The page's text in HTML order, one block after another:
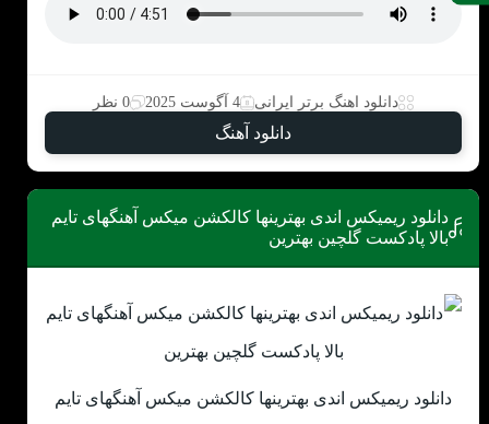
دانلود اهنگ برتر ایرانی 4 آگوست 2025 0 نظر
دانلود آهنگ
دانلود ریمیکس اندی بهترینها کالکشن میکس آهنگهای تایم
بالا پادکست گلچین بهترین
دانلود ریمیکس اندی بهترینها کالکشن میکس آهنگهای تایم